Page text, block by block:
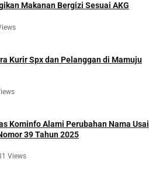
Makanan Bergizi Sesuai AKG
Kurir Spx dan Pelanggan di Mamuju
Kominfo Alami Perubahan Nama Usai
39 Tahun 2025
Views